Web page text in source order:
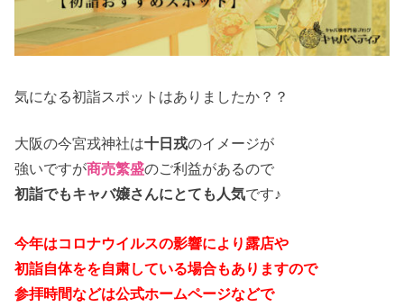
気になる初詣スポットはありましたか？？
大阪の今宮戎神社は十日戎のイメージが
強いですが商売繁盛のご利益があるので
初詣でもキャバ嬢さんにとても人気です♪
今年はコロナウイルスの影響により露店や
初詣自体をを自粛している場合もありますので
参拝時間などは公式ホームページなどで